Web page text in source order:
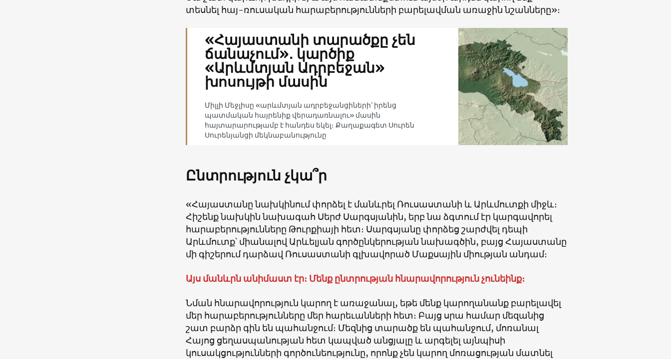
տեսնել հայ-ռուսական հարաբերությունների բարելավման առաջին նշանները»։
«Հայաստանի տարածքը չեն
ճանաչում»․ կարծիք
«Արևմտյան Ադրբեջան»
խոսույթի մասին
Միլլի Մեջլիսը «արևմտյան ադրբեջանցիների՝ իրենց
պատմական հայրենիք վերադառնալու» մասին
հայտարարությամբ է հանդես եկել։ Քաղաքագետ Սուրեն
Սուրենյանցի մեկնաբանությունը
Ընտրություն չկա՞ր
«Հայաստանը նախկինում փորձել է մանևրել Ռուսաստանի և Արևմուտքի միջև։
Հիշենք նախկին նախագահ Սերժ Սարգսյանին, երբ նա ձգտում էր կարգավորել
հարաբերությունները Թուրքիայի հետ։ Սարգսյանը փորձեց շարժվել դեպի
Արևմուտք՝ միանալով Արևելյան գործընկերության նախագծին, բայց Հայաստանը
մի գիշերում դարձավ Ռուսաստանի գլխավորած Մաքսային միության անդամ։
Այս մանևրն անիմաստ էր։ Մենք ընտրության հնարավորություն չունեինք։
Նման հնարավորություն կարող է առաջանալ, եթե մենք կարողանանք բարելավել
մեր հարաբերությունները մեր հարեւանների հետ։ Բայց սրա համար մեզանից
շատ բարձր գին են պահանջում։ Մեզնից տարածք են պահանջում, մոռանալ
Հայոց ցեղասպանության հետ կապված անցյալը և արգելել այնպիսի
կուսակցությունների գործունեությունը, որոնք չեն կարող մոռացության մատնել